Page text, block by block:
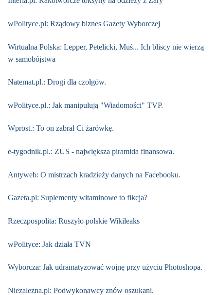
wPolityce.pl: Rządowy biznes Gazety Wyborczej
Wirtualna Polska: Lepper, Petelicki, Muś... Ich bliscy nie wierzą
w samobójstwa
Natemat.pl.: Drogi dla czołgów.
wPolityce.pl.: Jak manipulują "Wiadomości" TVP.
Wprost.: To on zabrał Ci żarówkę.
e-tygodnik.pl.: ZUS - największa piramida finansowa.
Antyweb: O mistrzach kradzieży danych na Facebooku.
Gazeta.pl: Suplementy witaminowe to fikcja?
Rzeczpospolita: Ruszyło polskie Wikileaks
wPolityce: Jak działa TVN
Wyborcza: Jak udramatyzować wojnę przy użyciu Photoshopa.
Niezalezna.pl: Podwykonawcy znów oszukani.